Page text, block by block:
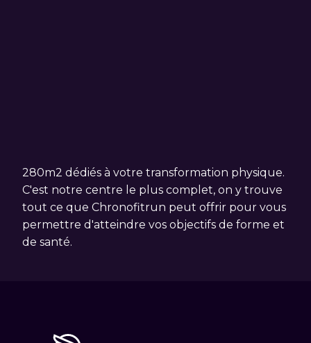
280m2 dédiés à votre transformation physique.
C'est notre centre le plus complet, on y trouve
tout ce que Chronofitrun peut offrir pour vous
permettre d'atteindre vos objectifs de forme et
de santé.